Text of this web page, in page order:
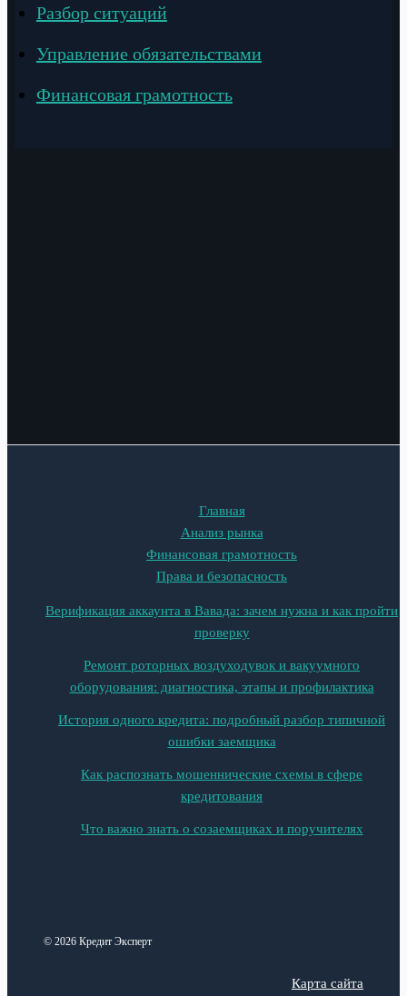
Разбор ситуаций
Управление обязательствами
Финансовая грамотность
Главная
Анализ рынка
Финансовая грамотность
Права и безопасность
Верификация аккаунта в Вавада: зачем нужна и как пройти
проверку
Ремонт роторных воздуходувок и вакуумного
оборудования: диагностика, этапы и профилактика
История одного кредита: подробный разбор типичной
ошибки заемщика
Как распознать мошеннические схемы в сфере
кредитования
Что важно знать о созаемщиках и поручителях
© 2026 Кредит Эксперт
Карта сайта